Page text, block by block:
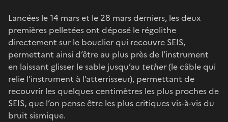
Lancées le 14 mars et le 28 mars derniers, les deux
premières pelletées ont déposé le régolithe
directement sur le bouclier qui recouvre SEIS,
permettant ainsi d’être au plus près de l’instrument
en laissant glisser le sable jusqu’au tether(le câble qui
relie l’instrument à l’atterrisseur), permettant de
recouvrir les quelques centimètres les plus proches de
SEIS, que l’on pense être les plus critiques vis-à-vis du
bruit sismique.